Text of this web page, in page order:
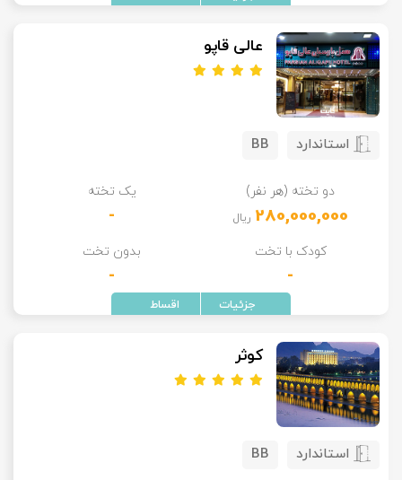
عالی قاپو
استاندارد BB
دو تخته (هر نفر)
280,000,000 ریال
یک تخته
-
کودک با تخت
-
بدون تخت
-
کوثر
استاندارد BB